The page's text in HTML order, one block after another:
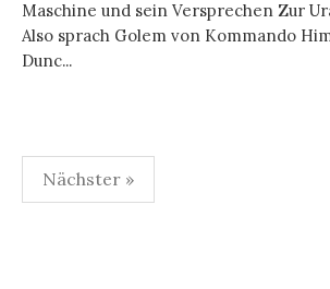
Maschine und sein Versprechen Zur
Also sprach Golem von Kommando
Dunc...
Seitennummerierung
der
Nächster »